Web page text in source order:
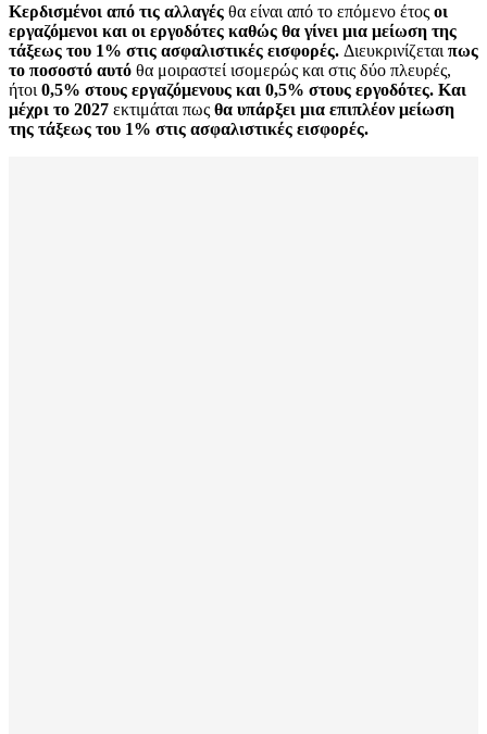
Κερδισμένοι από τις αλλαγές θα είναι από το επόμενο έτος οι
εργαζόμενοι και οι εργοδότες καθώς θα γίνει μια μείωση της
τάξεως του 1% στις ασφαλιστικές εισφορές. Διευκρινίζεται πως
το ποσοστό αυτό θα μοιραστεί ισομερώς και στις δύο πλευρές,
ήτοι 0,5% στους εργαζόμενους και 0,5% στους εργοδότες. Και
μέχρι το 2027 εκτιμάται πως θα υπάρξει μια επιπλέον μείωση
της τάξεως του 1% στις ασφαλιστικές εισφορές.